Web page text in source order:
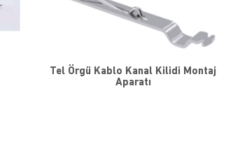
Tel Örgü Kablo Kanal Kilidi Montaj
Aparatı